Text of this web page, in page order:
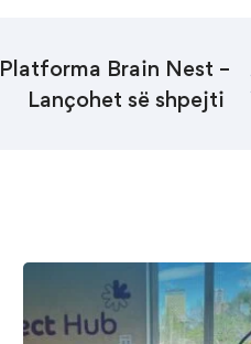
Platforma Brain Nest –
Lançohet së shpejti